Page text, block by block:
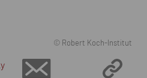
© Robert Koch-Institut